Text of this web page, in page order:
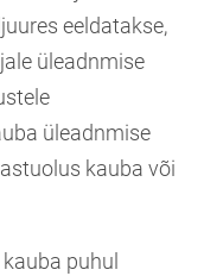
eeldatakse,
üleadnmise
üleadnmise
kauba või
puhul